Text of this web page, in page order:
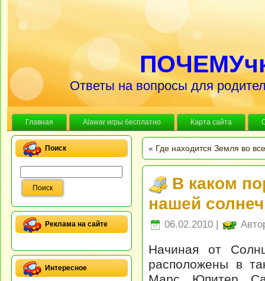
Ответы на вопросы для
Главная Alawar игры бесплатно Карта сайта
Поиск
Реклама на сайте
Интересное
« Где находится Земля во
В каком
нашей
06.02.2010 |
Начиная от
расположены в